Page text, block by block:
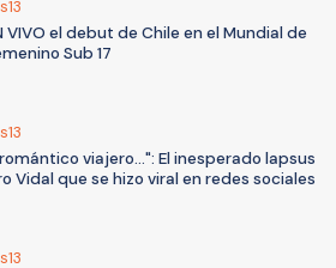
VIVO el debut de Chile en el Mundial de
Sub 17
viajero...": El inesperado lapsus
Vidal que se hizo viral en redes sociales